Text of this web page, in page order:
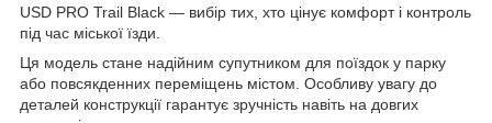
USD PRO Trail Black — вибір тих, хто цінує комфорт і контроль
під час міської їзди.
Ця модель стане надійним супутником для поїздок у парку
або повсякденних переміщень містом. Особливу увагу до
деталей конструкції гарантує зручність навіть на довгих